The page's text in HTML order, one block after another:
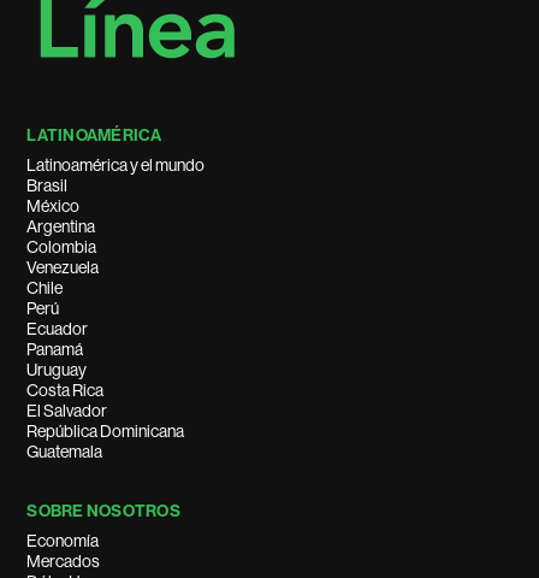
LATINOAMÉRICA
Latinoamérica y el mundo
Brasil
México
Argentina
Colombia
Venezuela
Chile
Perú
Ecuador
Panamá
Uruguay
Costa Rica
El Salvador
República Dominicana
Guatemala
SOBRE NOSOTROS
Economía
Mercados